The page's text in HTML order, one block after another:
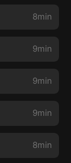
8min
9min
9min
9min
8min